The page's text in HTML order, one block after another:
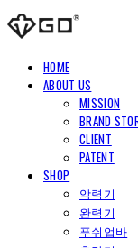
HOME
ABOUT US
MISSION
BRAND
CLIENT
PATENT
SHOP
악력기
완력기
푸쉬업바